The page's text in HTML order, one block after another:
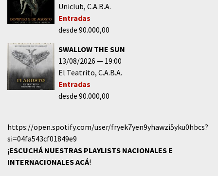
Uniclub C.A.B.A.
Entradas
desde 90.000,00
SWALLOW THE SUN
13/08/2026
19:00
El Teatrito C.A.B.A.
Entradas
desde 90.000,00
https://open.spotify.com/user/fryek7yen9yhawzi5yku0hbcs?
si=04fa543cf01849e9
¡ESCUCHÁ NUESTRAS PLAYLISTS NACIONALES E
INTERNACIONALESACÁ!